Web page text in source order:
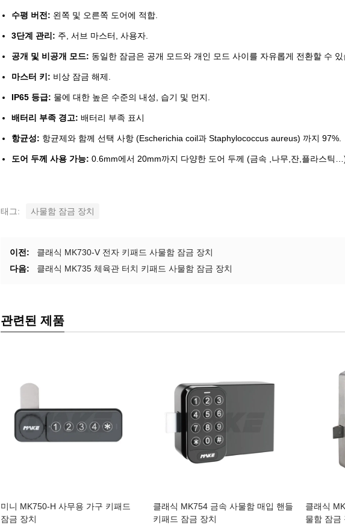
수평 버전: 왼쪽 및 오른쪽 도어에 적합.
3단계 관리: 주, 서브 마스터, 사용자.
공개 및 비공개 모드: 동일한 잠금은 공개 모드와 개인 모드 사이를 자유롭게 전환할 수 있
마스터 키: 비상 잠금 해제.
IP65 등급: 물에 대한 높은 수준의 내성, 습기 및 먼지.
배터리 부족 경고: 배터리 부족 표시
항균성: 항균제와 함께 선택 사항 (Escherichia coil과 Staphylococcus aureus) 까지 97%.
도어 두께 사용 가능: 0.6mm에서 20mm까지 다양한 도어 두께 (금속 ,나무,잔,플라스틱
태그: 사물함 잠금 장치
이전:
클래식 MK730-V 전자 키패드 사물함 잠금 장치
다음:
클래식 MK735 체육관 터치 키패드 사물함 잠금 장치
관련된 제품
미니 MK750-H 사무용 가구 키패드
잠금 장치
클래식 MK754 금속 사물함 매입 핸들
키패드 잠금 장치
클래식
물함 잠금